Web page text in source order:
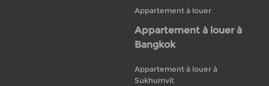
Appartement à louer
Appartement à louer à
Bangkok
Appartement à louer à
Sukhumvit